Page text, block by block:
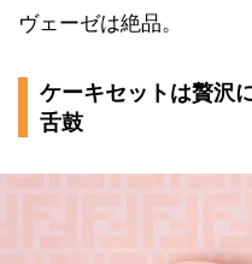
ヴェーゼは絶品。
ケーキセットは贅沢
舌鼓